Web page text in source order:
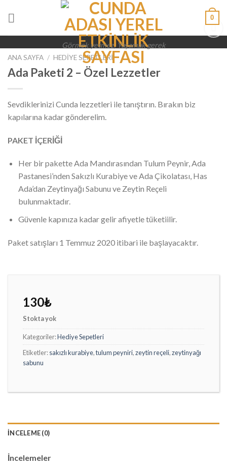
Görmek yetmez, Yaşamak gerek
0
Add to
ANA SAYFA / HEDIYE SEPETLERI
Ada Paketi 2 – Özel Lezzetler
Sevdiklerinizi Cunda lezzetleri ile tanıştırın. Bırakın biz
kapılarına kadar gönderelim.
PAKET İÇERİĞİ
Her bir pakette Ada Mandırasından Tulum Peynir, Ada
Pastanesi’nden Sakızlı Kurabiye ve Ada Çikolatası, Has
Ada’dan Zeytinyağı Sabunu ve Zeytin Reçeli
bulunmaktadır.
Güvenle kapınıza kadar gelir afiyetle tüketiilir.
Paket satışları 1 Temmuz 2020 itibari ile başlayacaktır.
130₺
Stokta yok
Kategoriler:Hediye Sepetleri
Etiketler:sakızlı kurabiye,tulum peyniri,zeytin reçeli,zeytinyağı
sabunu
İNCELEME (0)
İncelemeler